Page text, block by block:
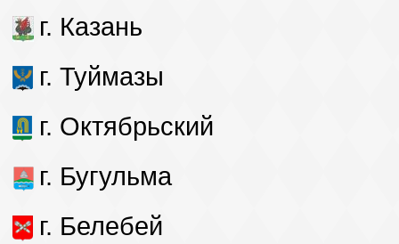
г. Казань
г. Туймазы
г. Октябрьский
г. Бугульма
г. Белебей